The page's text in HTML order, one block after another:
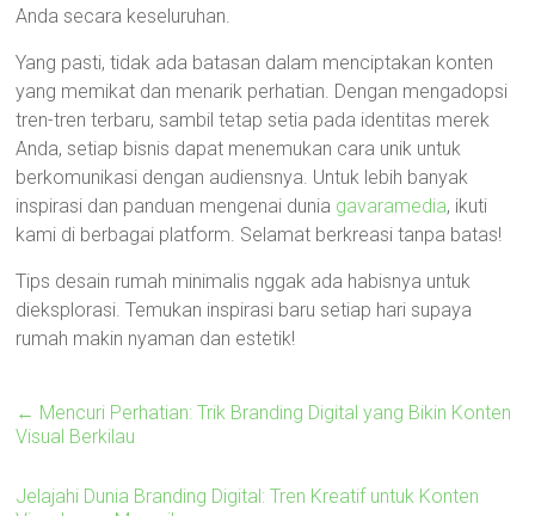
Anda secara keseluruhan.
Yang pasti, tidak ada batasan dalam menciptakan konten
yang memikat dan menarik perhatian. Dengan mengadopsi
tren-tren terbaru, sambil tetap setia pada identitas merek
Anda, setiap bisnis dapat menemukan cara unik untuk
berkomunikasi dengan audiensnya. Untuk lebih banyak
inspirasi dan panduan mengenai dunia gavaramedia, ikuti
kami di berbagai platform. Selamat berkreasi tanpa batas!
Tips desain rumah minimalis nggak ada habisnya untuk
dieksplorasi. Temukan inspirasi baru setiap hari supaya
rumah makin nyaman dan estetik!
← Mencuri Perhatian: Trik Branding Digital yang Bikin Konten
Visual Berkilau
Jelajahi Dunia Branding Digital: Tren Kreatif untuk Konten